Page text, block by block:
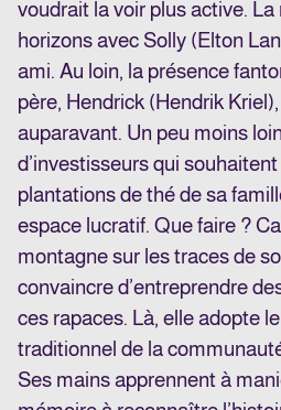
voudrait la voir plus active. La
horizons avec Solly (Elton
ami. Au loin, la présence
père, Hendrick (Hendrik
auparavant. Un peu moins
d’investisseurs qui
plantations de thé de sa
espace lucratif. Que faire ?
montagne sur les traces de
convaincre d’entreprendre
ces rapaces. Là, elle adopte
traditionnel de la
Ses mains apprennent à